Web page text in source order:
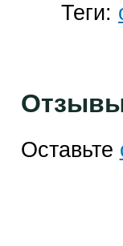
Теги:
Оставьте